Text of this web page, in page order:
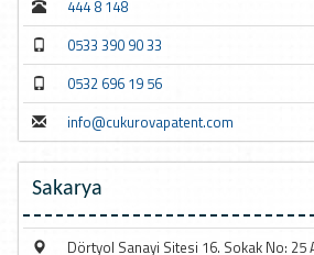
444 8 148
0533 390 90 33
0532 696 19 56
info@cukurovapatent.com
Sakarya
Dörtyol Sanayi Sitesi 16. Sokak No: 25